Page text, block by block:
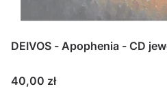
DEIVOS - Apophenia - CD
Cena
40,00 zł